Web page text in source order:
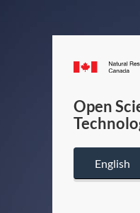
Open
English